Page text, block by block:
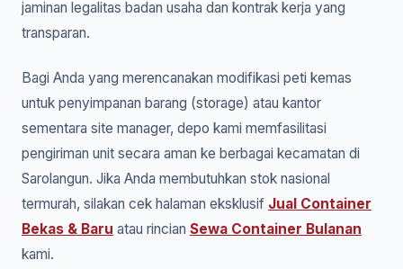
jaminan legalitas badan usaha dan kontrak kerja yang
transparan.
Bagi Anda yang merencanakan modifikasi peti kemas
untuk penyimpanan barang (storage) atau kantor
sementara site manager, depo kami memfasilitasi
pengiriman unit secara aman ke berbagai kecamatan di
Sarolangun. Jika Anda membutuhkan stok nasional
termurah, silakan cek halaman eksklusif Jual Container
Bekas & Baru atau rincian Sewa Container Bulanan
kami.